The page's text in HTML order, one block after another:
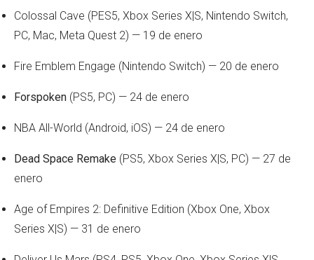
Colossal Cave (PES5, Xbox Series X|S, Nintendo Switch,
PC, Mac, Meta Quest 2) — 19 de enero
Fire Emblem Engage (Nintendo Switch) — 20 de enero
Forspoken (PS5, PC) — 24 de enero
NBA All-World (Android, iOS) — 24 de enero
Dead Space Remake (PS5, Xbox Series X|S, PC) — 27 de
enero
Age of Empires 2: Definitive Edition (Xbox One, Xbox
Series X|S) — 31 de enero